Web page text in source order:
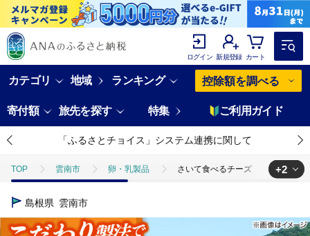
ログイン 新規登録 カート
カテゴリ 地域 ランキング 控除額を調べる
寄付額 旅先を探す 特集 ご利用ガイド
「ふるさとチョイス」システム連携に関して
TOP 雲南市 卵・乳製品 さいて食べるチーズ ナチュラルス
TOP
TOP 卵・乳製品 チーズ さいて食べるチーズ ナチュラル
+2
島根県 雲南市